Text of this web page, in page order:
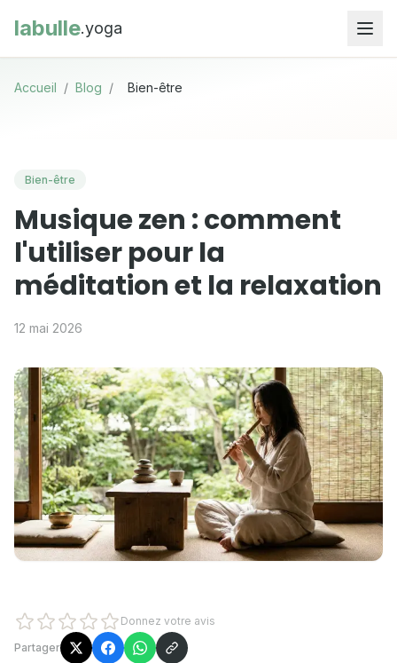
labulle.yoga
Accueil / Blog / Bien-être
Bien-être
Musique zen : comment
l'utiliser pour la
méditation et la relaxation
12 mai 2026
Donnez votre avis
Partager